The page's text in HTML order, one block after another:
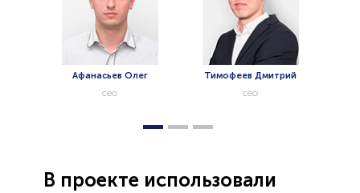
Афанасьев Олег Тимофеев Дмитрий
В проекте использовали